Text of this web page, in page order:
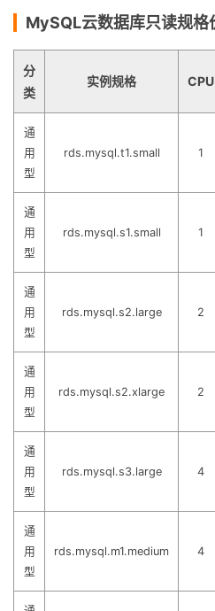
MySQL云数据库只读规格
分
类
实例规格 CPU
通
用
型
rds.mysql.t1.small 1
通
用
型
rds.mysql.s1.small 1
通
用
型
rds.mysql.s2.large 2
通
用
型
rds.mysql.s2.xlarge 2
通
用
型
rds.mysql.s3.large 4
通
用
型
rds.mysql.m1.medium 4